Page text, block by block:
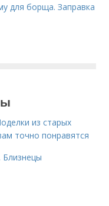
для борща. Заправка
из старых
точно понравятся
Близнецы